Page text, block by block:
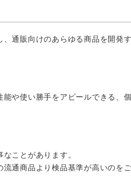
通販向けのあらゆる商品を開発す
や使い勝手をアピールできる、
ことがあります。
通商品より検品基準が高いのを